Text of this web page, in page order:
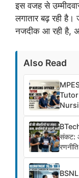
इस वजह से
लगातार बढ़ रही
नजदीक आ रही है,
Also Read
Tutor
संकट:
रणनीति